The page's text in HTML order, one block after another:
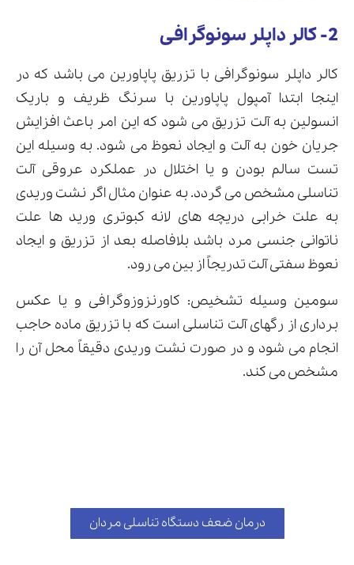
2- کالر داپلر سونوگرافی
کالر داپلر سونوگرافی با تزریق پاپاورین می باشد که در
اینجا ابتدا آمپول پاپاورین با سرنگ ظریف و باریک
انسولین به آلت تزریق می شود که این امر باعث افزایش
جریان خون به آلت و ایجاد نعوظ می شود. به وسیله این
تست سالم بودن و یا اختلال در عملکرد عروقی آلت
تناسلی مشخص می گردد. به عنوان مثال اگر نشت وریدی
به علت خرابی دریچه های لانه کبوتری ورید ها علت
ناتوانی جنسی مرد باشد بلافاصله بعد از تزریق و ایجاد
نعوظ سفتی آلت تدریجاً از بین می رود.
سومین وسیله تشخیص: کاورنزوزوگرافی و یا عکس
برداری از رگهای آلت تناسلی است که با تزریق ماده حاجب
انجام می شود و در صورت نشت وریدی دقیقاً محل آن را
مشخص می کند.
درمان ضعف دستگاه تناسلی مردان